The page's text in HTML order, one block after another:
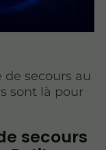
secours au
sont là pour
secours